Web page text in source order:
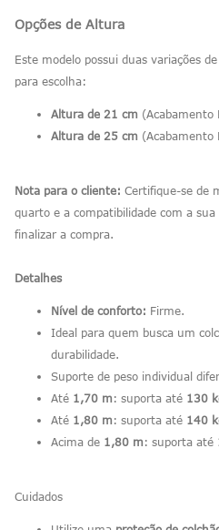
Opções de Altura
Este modelo possui duas variações
para escolha:
Altura de 21 cm (Acabamento
Altura de 25 cm (Acabamento
Nota para o cliente: Certifique-se de
quarto e a compatibilidade com a
finalizar a compra.
Detalhes
Nível de conforto: Firme.
Ideal para quem busca um
durabilidade.
Suporte de peso individual
Até 1,70 m : suporta até 130
Até 1,80 m : suporta até 140
Acima de 1,80 m : suporta até
Cuidados